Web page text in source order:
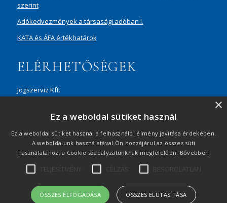
szerint
Adókedvezmények a társasági adóban I.
KATA és ÁFA értékhatárok
ELÉRHETŐSÉGEK
Jogszerviz Kft.
+36 20 429 0716
ertekesites@jogszerviz.hu
Oldaltérkép|© 2021 Minden jog fenntartva
×
Ez a weboldal sütiket használ
Ez a weboldal sütiket használ a felhasználói élmény javítása érdekében.
A weboldalunk használatával Ön hozzájárul az összes süti
használatához, a Cookie szabályzatunknak megfelelően. Bővebben
BESOROLATLAN
ÖSSZES ELFOGADÁSA ÖSSZES ELUTASÍTÁSA